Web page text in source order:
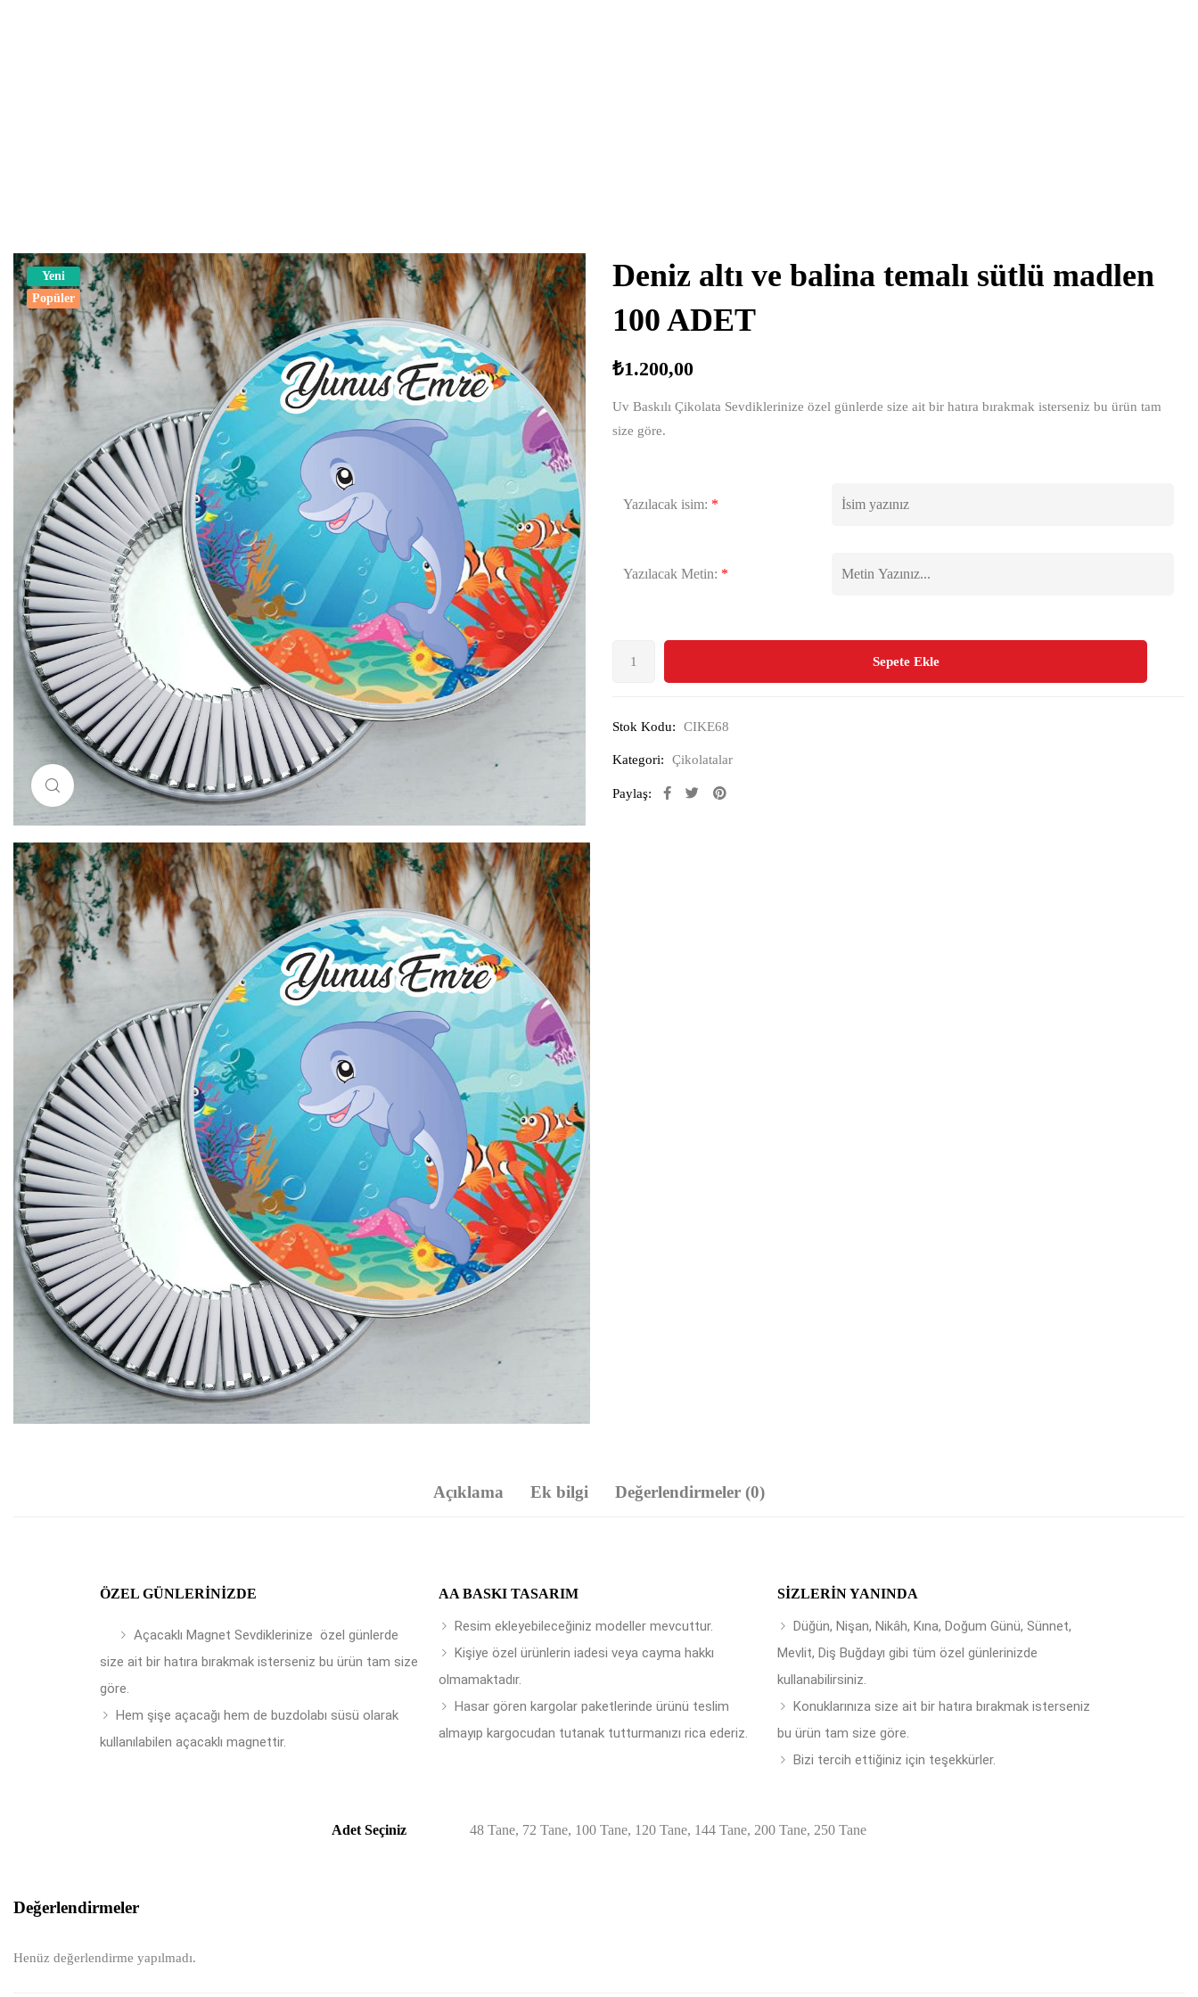
Yeni
Popüler
Resimi büyütmek için tıklayın
Deniz altı ve balina temalı sütlü madlen
100 ADET
₺1.200,00
Uv Baskılı Çikolata Sevdiklerinize özel günlerde size ait bir hatıra bırakmak isterseniz bu ürün tam
size göre.
Yazılacak isim: *
Yazılacak Metin: *
Sepete Ekle
Stok Kodu: CIKE68
Kategori: Çikolatalar
Paylaş:
Açıklama Ek bilgi Değerlendirmeler (0)
ÖZEL GÜNLERINIZDE
Açacaklı Magnet Sevdiklerinize özel günlerde
size ait bir hatıra bırakmak isterseniz bu ürün tam size
göre.
Hem şişe açacağı hem de buzdolabı süsü olarak
kullanılabilen açacaklı magnettir.
AA BASKI TASARIM
Resim ekleyebileceğiniz modeller mevcuttur.
Kişiye özel ürünlerin iadesi veya cayma hakkı
olmamaktadır.
Hasar gören kargolar paketlerinde ürünü teslim
almayıp kargocudan tutanak tutturmanızı rica ederiz.
SIZLERIN YANINDA
Düğün, Nişan, Nikâh, Kına, Doğum Günü, Sünnet,
Mevlit, Diş Buğdayı gibi tüm özel günlerinizde
kullanabilirsiniz.
Konuklarınıza size ait bir hatıra bırakmak isterseniz
bu ürün tam size göre.
Bizi tercih ettiğiniz için teşekkürler.
Adet Seçiniz 48 Tane, 72 Tane, 100 Tane, 120 Tane, 144 Tane, 200 Tane, 250 Tane
Değerlendirmeler
Henüz değerlendirme yapılmadı.